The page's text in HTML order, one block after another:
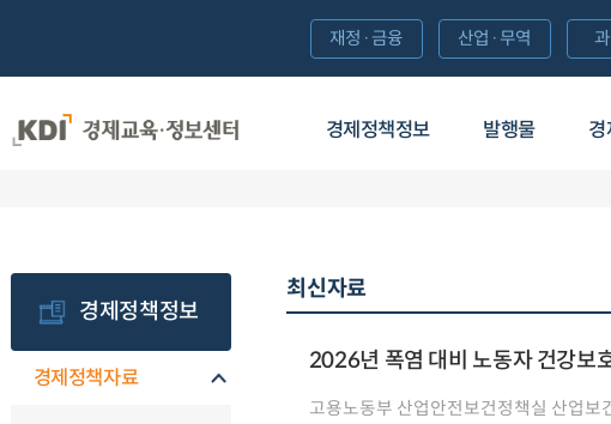
경제정책정보 발행물 경
재정·금융 산업·무역
경제정책정보
경제정책자료
최신자료
2026년 폭염 대비 노동자 건강보
고용노동부 산업안전보건정책실 산업보